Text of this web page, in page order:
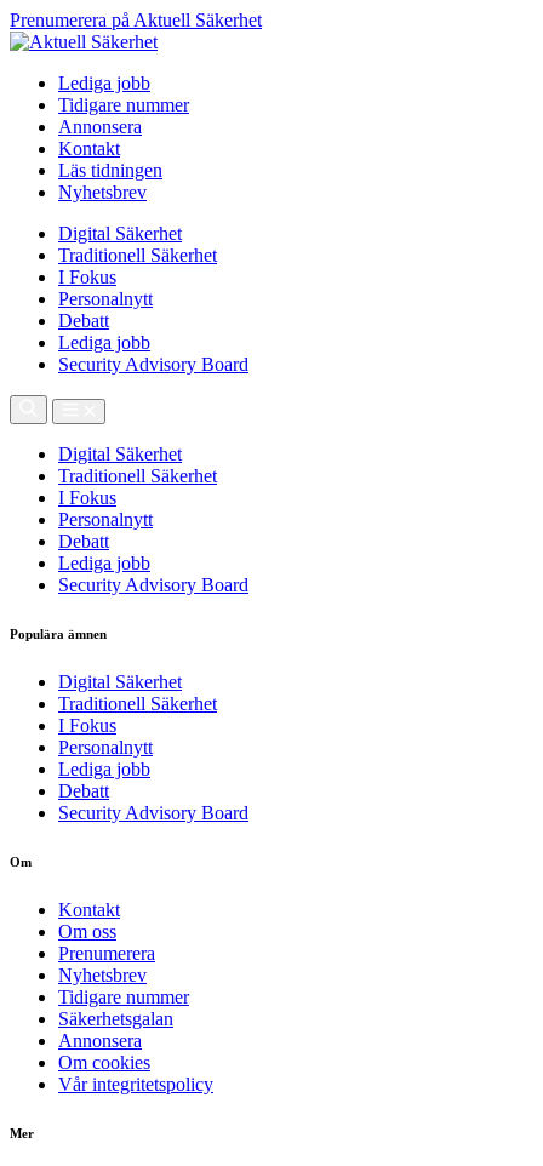
Prenumerera på Aktuell Säkerhet
Lediga jobb
Tidigare nummer
Annonsera
Kontakt
Läs tidningen
Nyhetsbrev
Digital Säkerhet
Traditionell Säkerhet
I Fokus
Personalnytt
Debatt
Lediga jobb
Security Advisory Board
Digital Säkerhet
Traditionell Säkerhet
I Fokus
Personalnytt
Debatt
Lediga jobb
Security Advisory Board
Populära ämnen
Digital Säkerhet
Traditionell Säkerhet
I Fokus
Personalnytt
Lediga jobb
Debatt
Security Advisory Board
Om
Kontakt
Om oss
Prenumerera
Nyhetsbrev
Tidigare nummer
Säkerhetsgalan
Annonsera
Om cookies
Vår integritetspolicy
Mer